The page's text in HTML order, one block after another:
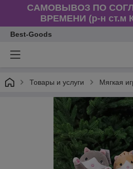
САМОВЫВОЗ ПО
ВРЕМЕНИ (р-н ст.м
Best-Goods
Товары и услуги Мягкая